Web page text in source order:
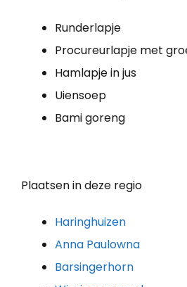
Runderlapje
Procureurlapje met
Hamlapje in jus
Uiensoep
Bami goreng
Plaatsen in deze regio
Haringhuizen
Anna Paulowna
Barsingerhorn